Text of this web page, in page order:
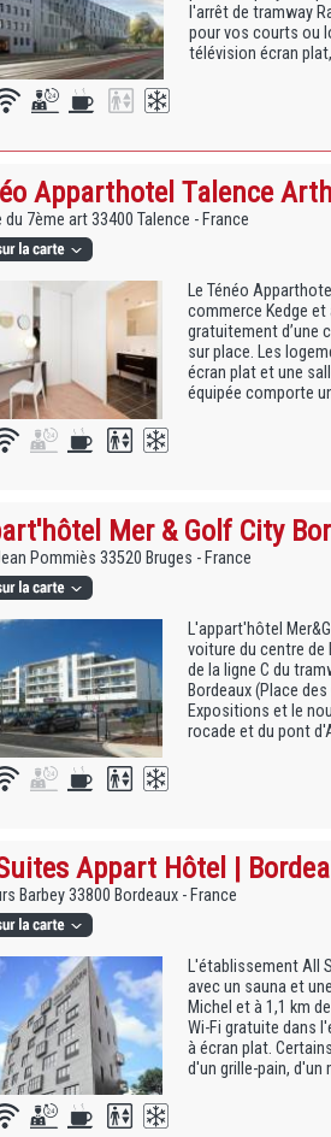
l'arrêt de tramway
pour vos courts ou
télévision écran
Apparthotel Talence
du 7ème art 33400 Talence - France
Le Ténéo
commerce Kedge et
gratuitement d’une
sur place. Les
écran plat et une
équipée comporte
Mer & Golf City
Pommiès 33520 Bruges - France
L'appart'hôtel
voiture du centre de
de la ligne C du
Bordeaux (Place
Expositions et le
rocade et du pont
Appart Hôtel |
Barbey 33800 Bordeaux - France
L'établissement All
avec un sauna et
Michel et à 1,1 km
Wi-Fi gratuite dans
à écran plat.
d'un grille-pain, d'un